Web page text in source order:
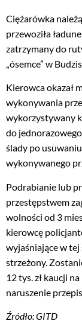
Ciężarówka
przewoziła
zatrzymany do
„ósemce” w
Kierowca okazał
wykonywania
wykorzystywany
do
ślady po
wykonywanego
Podrabianie lub
przestępstwem
wolności od 3
kierowcę
wyjaśniające w
strzeżony.
12 tys. zł kaucji
naruszenie
Źródło: GITD